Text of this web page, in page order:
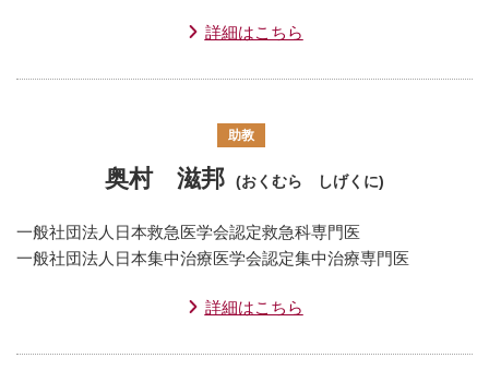
詳細はこちら
助教
奥村 滋邦 (おくむら しげくに)
一般社団法人日本救急医学会認定救急科専門医
一般社団法人日本集中治療医学会認定集中治療専門医
詳細はこちら